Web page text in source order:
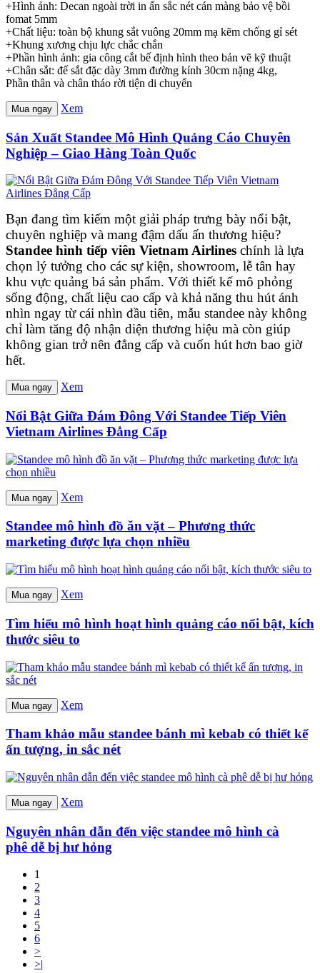
+Hình ảnh: Decan ngoài trời in ấn sắc nét cán màng bảo vệ bồi
fomat 5mm
+Chất liệu: toàn bộ khung sắt vuông 20mm mạ kẽm chống gỉ sét
+Khung xương chịu lực chắc chắn
+Phần hình ảnh: gia công cắt bế định hình theo bản vẽ kỹ thuật
+Chân sắt: đế sắt đặc dày 3mm đường kính 30cm nặng 4kg,
Phần thân và chân tháo rời tiện di chuyển
Mua ngay Xem
Sản Xuất Standee Mô Hình Quảng Cáo Chuyên
Nghiệp – Giao Hàng Toàn Quốc
Bạn đang tìm kiếm một giải pháp trưng bày nổi bật,
chuyên nghiệp và mang đậm dấu ấn thương hiệu?
Standee hình tiếp viên Vietnam Airlines chính là lựa
chọn lý tưởng cho các sự kiện, showroom, lễ tân hay
khu vực quảng bá sản phẩm. Với thiết kế mô phỏng
sống động, chất liệu cao cấp và khả năng thu hút ánh
nhìn ngay từ cái nhìn đầu tiên, mẫu standee này không
chỉ làm tăng độ nhận diện thương hiệu mà còn giúp
không gian trở nên đẳng cấp và cuốn hút hơn bao giờ
hết.
Mua ngay Xem
Nổi Bật Giữa Đám Đông Với Standee Tiếp Viên
Vietnam Airlines Đẳng Cấp
Mua ngay Xem
Standee mô hình đồ ăn vặt – Phương thức
marketing được lựa chọn nhiều
Mua ngay Xem
Tìm hiểu mô hình hoạt hình quảng cáo nổi bật, kích
thước siêu to
Mua ngay Xem
Tham khảo mẫu standee bánh mì kebab có thiết kế
ấn tượng, in sắc nét
Mua ngay Xem
Nguyên nhân dẫn đến việc standee mô hình cà
phê dễ bị hư hỏng
1
2
3
4
5
6
>
>|